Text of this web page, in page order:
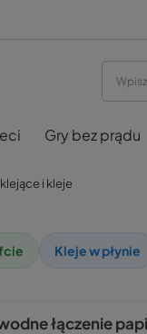
Gry bez prądu
i kleje
Kleje w płynie
łączenie